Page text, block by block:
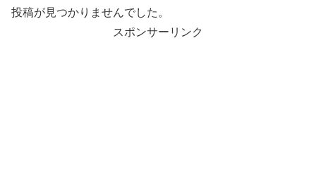
投稿が見つかりませんでした。
スポンサーリンク